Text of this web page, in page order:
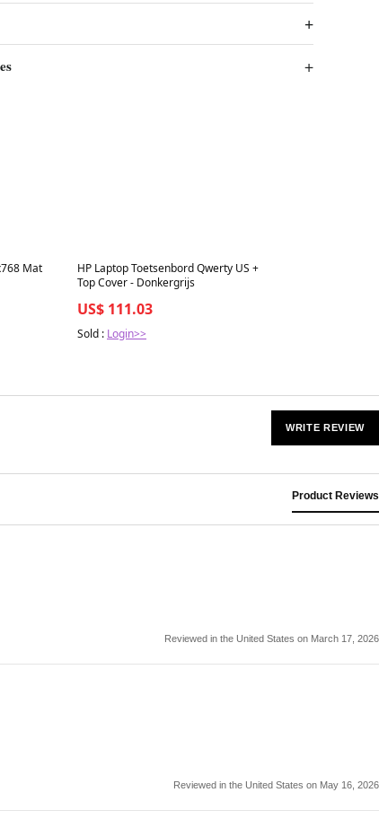
Mat
Best in 7 days
HP Laptop Toetsenbord Qwerty US +
Top Cover - Donkergrijs
US$ 111.03
Sold : Login>>
WRITE REVIEW
Product Reviews
Reviewed in the United States on March 17, 2026
Reviewed in the United States on May 16, 2026